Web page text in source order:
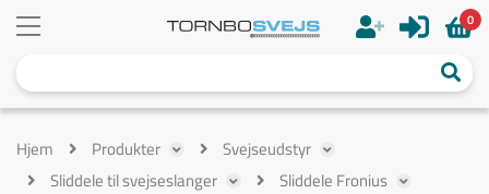
0
Hjem Produkter
Svejseudstyr
Sliddele til svejseslanger
Sliddele Fronius